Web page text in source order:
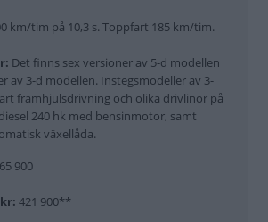
km/tim på 10,3 s. Toppfart 185 km/tim.
Det finns sex versioner av 5-d modellen
av 3-d modellen. Instegsmodeller av 3-
framhjulsdrivning och olika drivlinor på
240 hk med bensinmotor, samt
växellåda.
900
421 900**